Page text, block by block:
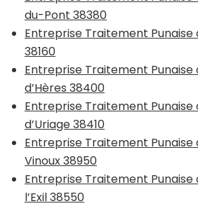
du-Pont 38380
Entreprise Traitement Punaise
38160
Entreprise Traitement
d’Hères 38400
Entreprise Traitement
d’Uriage 38410
Entreprise Traitement
Vinoux 38950
Entreprise Traitement Punaise
l’Exil 38550